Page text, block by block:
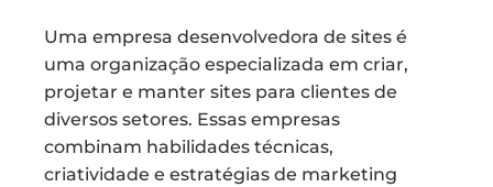
Uma empresa desenvolvedora de sites é
uma organização especializada em criar,
projetar e manter sites para clientes de
diversos setores. Essas empresas
combinam habilidades técnicas,
criatividade e estratégias de marketing